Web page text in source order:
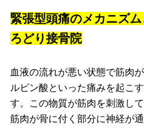
緊張型頭痛のメカニズ
ろどり接骨院
血液の流れが悪い状態で筋肉
ルビン酸といった痛みを起こ
す。この物質が筋肉を刺激し
筋肉が骨に付く部分に神経が